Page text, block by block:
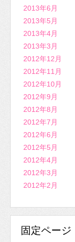
2013年6月
2013年5月
2013年4月
2013年3月
2012年12月
2012年11月
2012年10月
2012年9月
2012年8月
2012年7月
2012年6月
2012年5月
2012年4月
2012年3月
2012年2月
固定ページ